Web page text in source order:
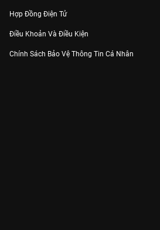
Hợp Đồng Điện Tử
Điều Khoản Và Điều Kiện
Chính Sách Bảo Vệ Thông Tin Cá Nhân